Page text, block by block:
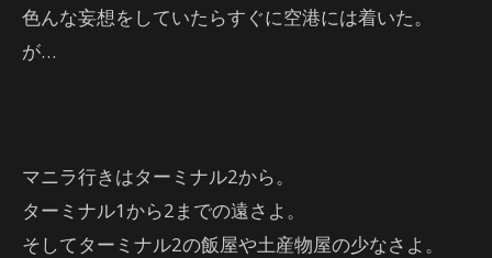
色んな妄想をしていたらすぐに空港には着いた。
が…
マニラ行きはターミナル2から。
ターミナル1から2までの遠さよ。
そしてターミナル2の飯屋や土産物屋の少なさよ。